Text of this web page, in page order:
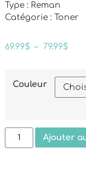
Type : Reman
Catégorie : Toner
69.99$ – 79.99$
Couleur
Ajouter